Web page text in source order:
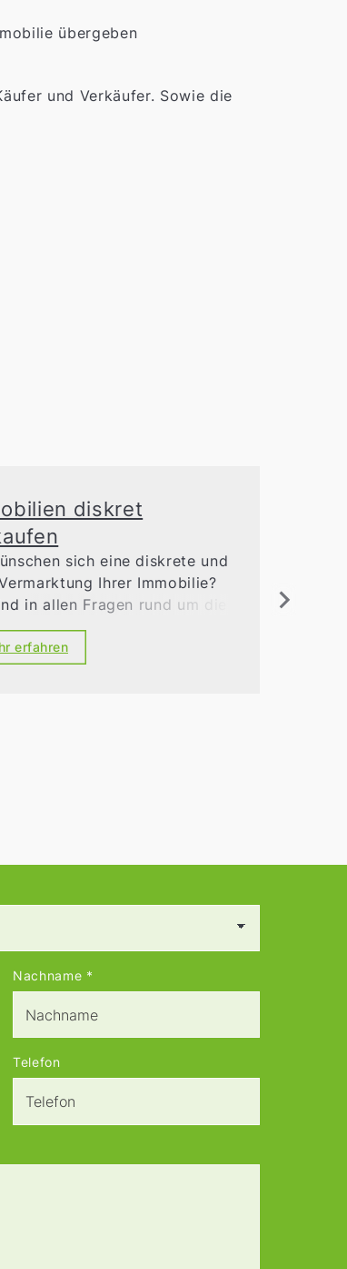
übergeben
und Verkäufer. Sowie die
diskret
sich eine diskrete und
Ihrer Immobilie?
in allen Fragen rund um die
der richtige
Vertrauen Sie
Diskretion und unseren
erfahren
Nachname *
Telefon